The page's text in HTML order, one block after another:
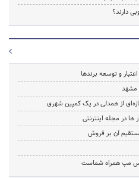
دارند؟
و توسعه برندها
مشهد
از همدلی در یک کمپین شهری
در مجله اینترنتی
آن بر فروش
مپ همراه شماست